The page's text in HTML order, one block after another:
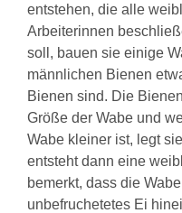
entstehen, die alle
Arbeiterinnen
soll, bauen sie einige
männlichen Bienen
Bienen sind. Die
Größe der Wabe und
Wabe kleiner ist, legt
entsteht dann eine
bemerkt, dass die
unbefruchetetes Ei